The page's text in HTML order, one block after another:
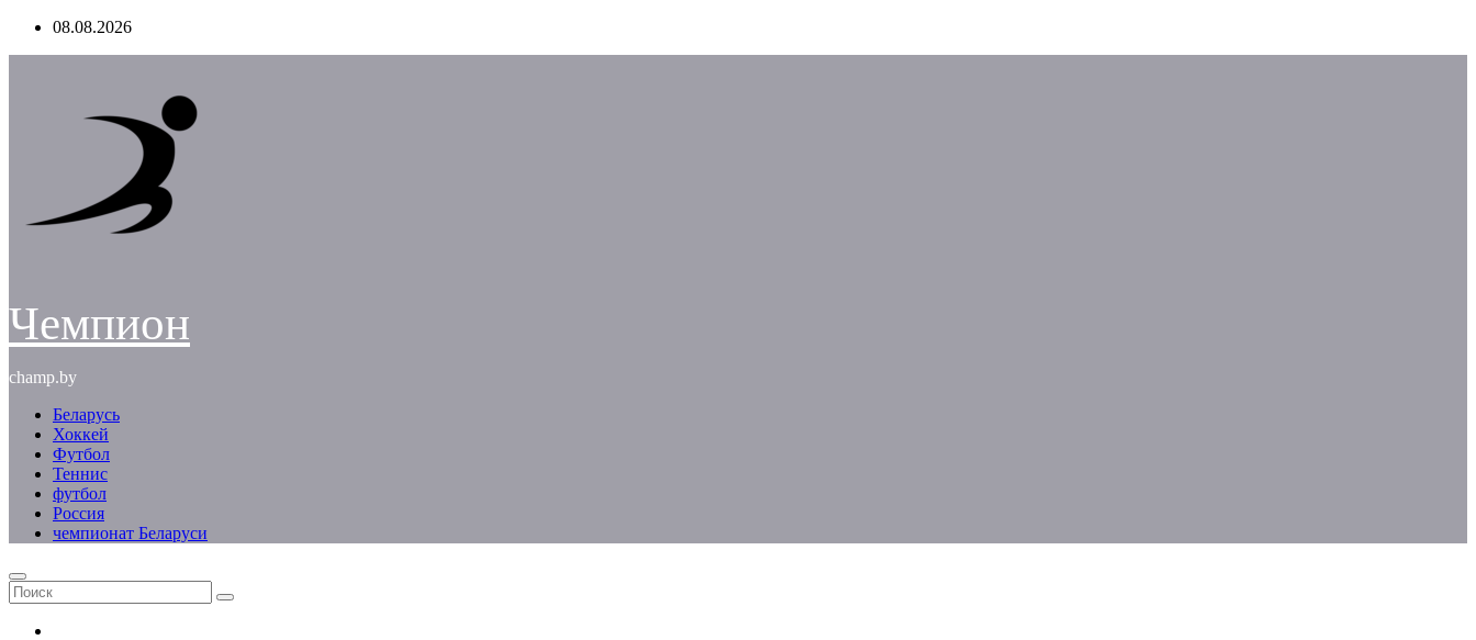
Перейти08.08.2026
Чемпион
champ.by
Беларусь
Хоккей
Футбол
Теннис
футбол
Россия
чемпионат Беларуси